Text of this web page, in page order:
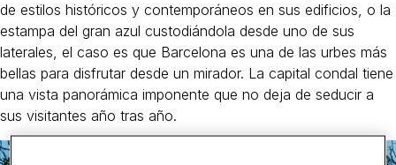
de estilos históricos y contemporáneos en sus edificios, o la
estampa del gran azul custodiándola desde uno de sus
laterales, el caso es que Barcelona es una de las urbes más
bellas para disfrutar desde un mirador. La capital condal tiene
una vista panorámica imponente que no deja de seducir a
sus visitantes año tras año.